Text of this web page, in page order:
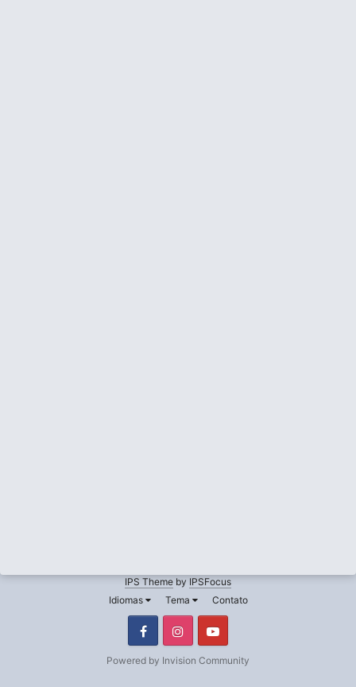
IPS Theme by IPSFocus
Idiomas
Tema Contato
FacebookInstagram
Powered by Invision Community